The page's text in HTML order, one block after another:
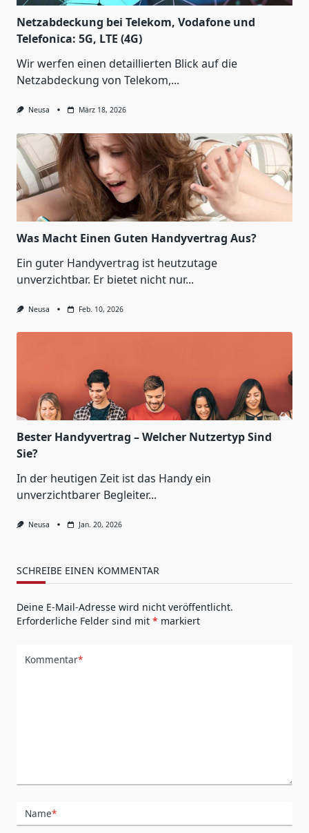
Netzabdeckung bei Telekom, Vodafone und
Telefonica: 5G, LTE (4G)
Wir werfen einen detaillierten Blick auf die
Netzabdeckung von Telekom,...
Neusa März 18, 2026
Was Macht Einen Guten Handyvertrag Aus?
Ein guter Handyvertrag ist heutzutage
unverzichtbar. Er bietet nicht nur...
Neusa Feb. 10, 2026
Bester Handyvertrag – Welcher Nutzertyp Sind
Sie?
In der heutigen Zeit ist das Handy ein
unverzichtbarer Begleiter...
Neusa Jan. 20, 2026
SCHREIBE EINEN KOMMENTAR
Deine E-Mail-Adresse wird nicht veröffentlicht.
Erforderliche Felder sind mit * markiert
Kommentar*
Name*